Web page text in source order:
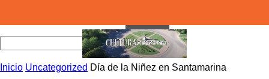
Inicio Uncategorized Día de la Niñez en Santamarina